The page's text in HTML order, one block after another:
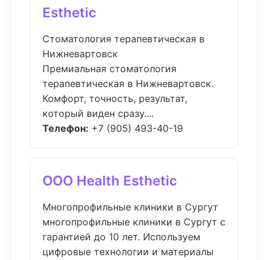
Esthetic
Стоматология терапевтическая в
Нижневартовск
Премиальная стоматология
терапевтическая в Нижневартовск.
Комфорт, точность, результат,
который виден сразу....
Телефон: +7 (905) 493-40-19
ООО Health Esthetic
Многопрофильные клиники в Сургут
многопрофильные клиники в Сургут с
гарантией до 10 лет. Используем
цифровые технологии и материалы